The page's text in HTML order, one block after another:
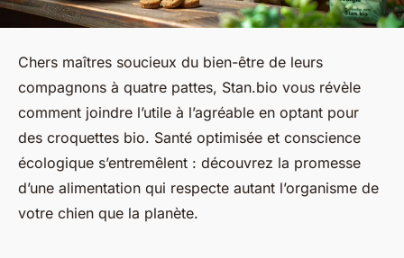
Chers maîtres soucieux du bien-être de leurs
compagnons à quatre pattes, Stan.bio vous révèle
comment joindre l’utile à l’agréable en optant pour
des croquettes bio. Santé optimisée et conscience
écologique s’entremêlent : découvrez la promesse
d’une alimentation qui respecte autant l’organisme de
votre chien que la planète.